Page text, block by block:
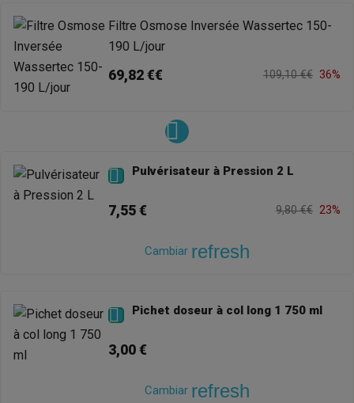
Filtre Osmose Inversée Wassertec 150-
190 L/jour
69,82 €€ 109,10 €€ 36%
 Pulvérisateur à Pression 2 L
7,55 € 9,80 €€ 23%
Cambiar refresh
 Pichet doseur à col long 1 750 ml
3,00 €
Cambiar refresh